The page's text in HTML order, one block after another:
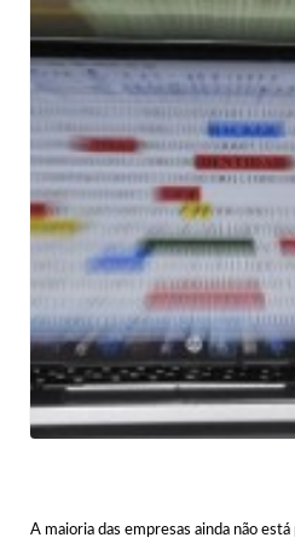
A maioria das empresas ainda não